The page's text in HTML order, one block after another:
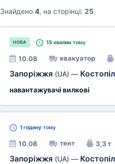
Знайдено 4, на сторінці: 25
НОВА 15 хвилинтому
10.08 евакуатор
Запоріжжя (UA) —
навантажувачі вилкові
1 годинутому
10.08 тент 3,3 т
Запоріжжя (UA) —